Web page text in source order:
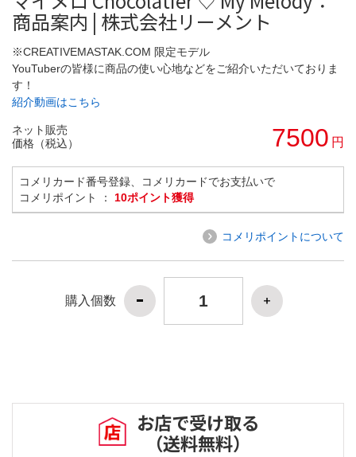
商品案内 | 株式会社リーメント
※CREATIVEMASTAK.COM 限定モデル
YouTuberの皆様に商品の使い心地などをご紹介いただいておりま
す！
紹介動画はこちら
ネット販売
価格（税込）
7500 円
コメリカード番号登録、コメリカードでお支払いで
コメリポイント ： 10ポイント獲得
コメリポイントについて
購入個数
お店で受け取る
（送料無料）